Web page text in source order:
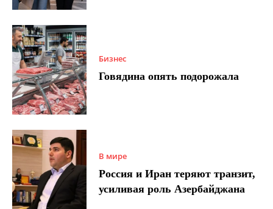
Бизнес
Говядина опять подорожала
В мире
Россия и Иран теряют транзит,
усиливая роль Азербайджана